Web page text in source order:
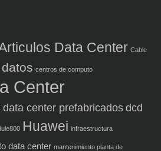
Data Center Cable
centros de computo
Center
data center prefabricadosdcd
Huawei infraestructura
data center mantenimiento planta de